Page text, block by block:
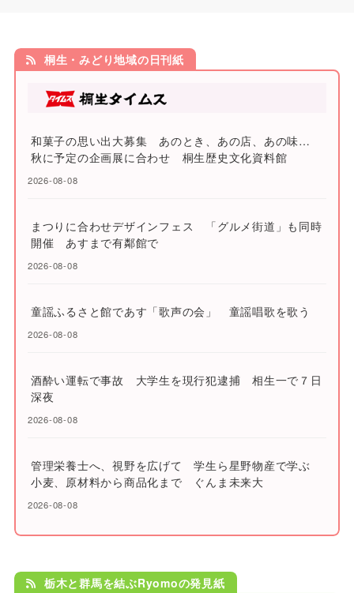
桐生・みどり地域の日刊紙
和菓子の思い出大募集 あのとき、あの店、あの味…
秋に予定の企画展に合わせ 桐生歴史文化資料館
2026-08-08
まつりに合わせデザインフェス 「グルメ街道」も同時
開催 あすまで有鄰館で
2026-08-08
童謡ふるさと館であす「歌声の会」 童謡唱歌を歌う
2026-08-08
酒酔い運転で事故 大学生を現行犯逮捕 相生一で７日
深夜
2026-08-08
管理栄養士へ、視野を広げて 学生ら星野物産で学ぶ
小麦、原材料から商品化まで ぐんま未来大
2026-08-08
栃木と群馬を結ぶRyomoの発見紙